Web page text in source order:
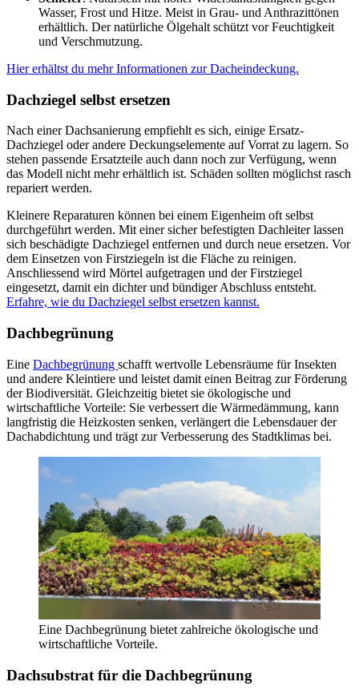
Wasser, Frost und Hitze. Meist in Grau- und Anthrazittönen
erhältlich. Der natürliche Ölgehalt schützt vor Feuchtigkeit
und Verschmutzung.
Hier erhältst du mehr Informationen zur Dacheindeckung.
Dachziegel selbst ersetzen
Nach einer Dachsanierung empfiehlt es sich, einige Ersatz-
Dachziegel oder andere Deckungselemente auf Vorrat zu lagern. So
stehen passende Ersatzteile auch dann noch zur Verfügung, wenn
das Modell nicht mehr erhältlich ist. Schäden sollten möglichst rasch
repariert werden.
Kleinere Reparaturen können bei einem Eigenheim oft selbst
durchgeführt werden. Mit einer sicher befestigten Dachleiter lassen
sich beschädigte Dachziegel entfernen und durch neue ersetzen. Vor
dem Einsetzen von Firstziegeln ist die Fläche zu reinigen.
Anschliessend wird Mörtel aufgetragen und der Firstziegel
eingesetzt, damit ein dichter und bündiger Abschluss entsteht.
Erfahre, wie du Dachziegel selbst ersetzen kannst.
Dachbegrünung
Eine Dachbegrünung schafft wertvolle Lebensräume für Insekten
und andere Kleintiere und leistet damit einen Beitrag zur Förderung
der Biodiversität. Gleichzeitig bietet sie ökologische und
wirtschaftliche Vorteile: Sie verbessert die Wärmedämmung, kann
langfristig die Heizkosten senken, verlängert die Lebensdauer der
Dachabdichtung und trägt zur Verbesserung des Stadtklimas bei.
Eine Dachbegrünung bietet zahlreiche ökologische und
wirtschaftliche Vorteile.
Dachsubstrat für die Dachbegrünung